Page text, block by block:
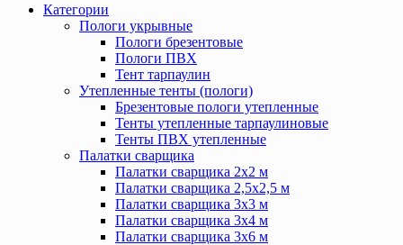
Категории
Пологи укрывные
Пологи брезентовые
Пологи ПВХ
Тент тарпаулин
Утепленные тенты (пологи)
Брезентовые пологи утепленные
Тенты утепленные тарпаулиновые
Тенты ПВХ утепленные
Палатки сварщика
Палатки сварщика 2х2 м
Палатки сварщика 2,5х2,5 м
Палатки сварщика 3х3 м
Палатки сварщика 3х4 м
Палатки сварщика 3х6 м